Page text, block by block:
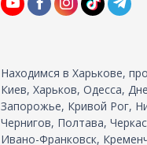
Находимся в Харькове,
Киев, Харьков, Одесса,
Запорожье, Кривой Рог,
Чернигов, Полтава,
Ивано-Франковск,